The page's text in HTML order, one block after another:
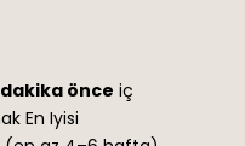
önce iç
En Iyisi